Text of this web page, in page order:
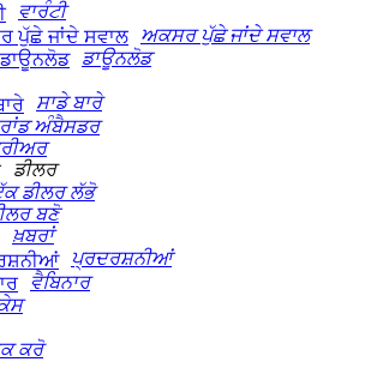
ਵਾਰੰਟੀ
ਅਕਸਰ ਪੁੱਛੇ ਜਾਂਦੇ ਸਵਾਲ
ਡਾਊਨਲੋਡ
ਸਾਡੇ ਬਾਰੇ
ਅੰਬੈਸਡਰ
ਡੀਲਰ
ਡੀਲਰ ਲੱਭੋ
ਬਣੋ
ਖ਼ਬਰਾਂ
ਪ੍ਰਦਰਸ਼ਨੀਆਂ
ਵੈਬਿਨਾਰ
ਕਰੋ